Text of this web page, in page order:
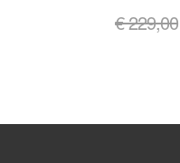
€ 229,00